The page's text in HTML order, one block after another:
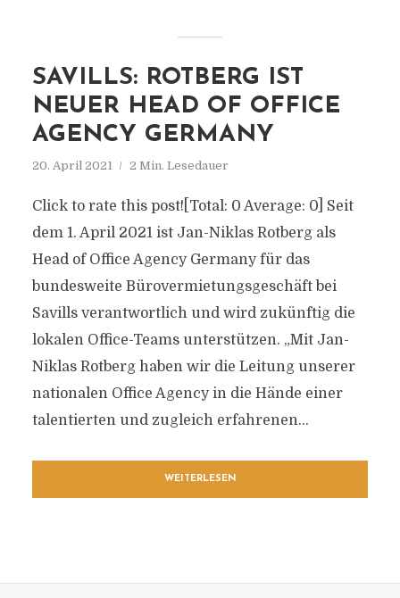
SAVILLS: ROTBERG IST
NEUER HEAD OF OFFICE
AGENCY GERMANY
20. April 2021 2 Min. Lesedauer
Click to rate this post![Total: 0 Average: 0] Seit
dem 1. April 2021 ist Jan-Niklas Rotberg als
Head of Office Agency Germany für das
bundesweite Bürovermietungsgeschäft bei
Savills verantwortlich und wird zukünftig die
lokalen Office-Teams unterstützen. „Mit Jan-
Niklas Rotberg haben wir die Leitung unserer
nationalen Office Agency in die Hände einer
talentierten und zugleich erfahrenen...
WEITERLESEN